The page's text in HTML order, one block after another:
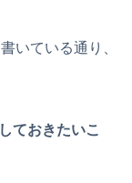
いている通り、
ておきたいこ